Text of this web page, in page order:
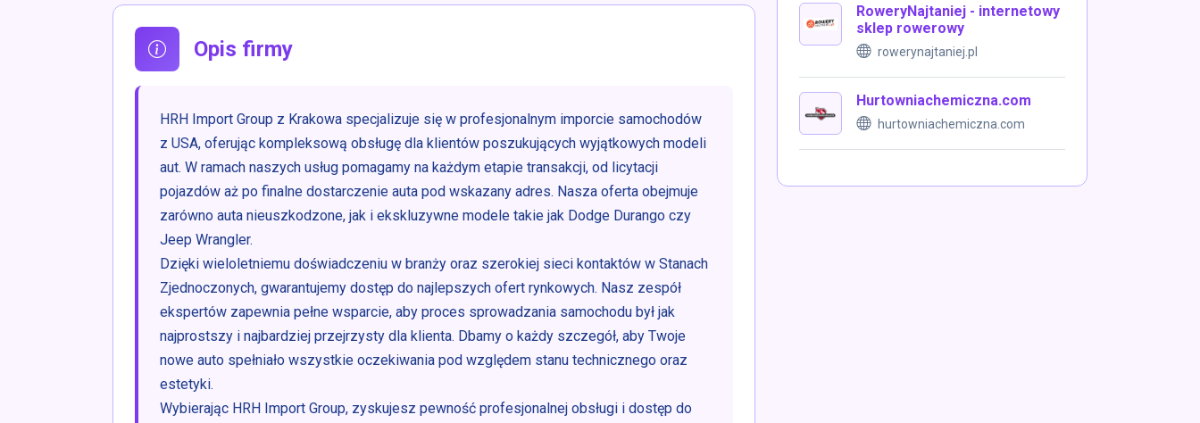
Opis firmy
HRH Import Group z Krakowa specjalizuje się w profesjonalnym imporcie samochodów
z USA, oferując kompleksową obsługę dla klientów poszukujących wyjątkowych modeli
aut. W ramach naszych usług pomagamy na każdym etapie transakcji, od licytacji
pojazdów aż po finalne dostarczenie auta pod wskazany adres. Nasza oferta obejmuje
zarówno auta nieuszkodzone, jak i ekskluzywne modele takie jak Dodge Durango czy
Jeep Wrangler.
Dzięki wieloletniemu doświadczeniu w branży oraz szerokiej sieci kontaktów w Stanach
Zjednoczonych, gwarantujemy dostęp do najlepszych ofert rynkowych. Nasz zespół
ekspertów zapewnia pełne wsparcie, aby proces sprowadzania samochodu był jak
najprostszy i najbardziej przejrzysty dla klienta. Dbamy o każdy szczegół, aby Twoje
nowe auto spełniało wszystkie oczekiwania pod względem stanu technicznego oraz
estetyki.
Wybierając HRH Import Group, zyskujesz pewność profesjonalnej obsługi i dostęp do
RoweryNajtaniej - internetowy
sklep rowerowy
rowerynajtaniej.pl
Hurtowniachemiczna.com
hurtowniachemiczna.com